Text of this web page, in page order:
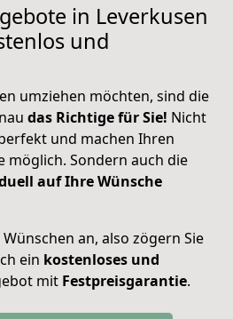
in Leverkusen
und
umziehen möchten, sind die
das Richtige für Sie! Nicht
und machen Ihren
möglich. Sondern auch die
auf Ihre Wünsche
an, also zögern Sie
ein kostenloses und
mit Festpreisgarantie.